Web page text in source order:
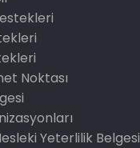
Noktası
Yeterlilik Belgesi